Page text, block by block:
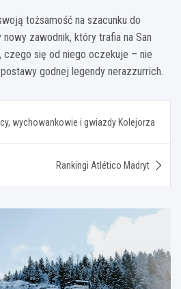
tożsamość na szacunku do
zawodnik, który trafia na San
czego się od niego oczekuje – nie
godnej legendy nerazzurrich.
wychowankowie i gwiazdy Kolejorza
Rankingi Atlético Madryt